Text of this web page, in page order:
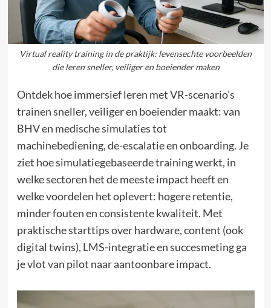
Virtual reality training in de praktijk: levensechte voorbeelden
die leren sneller, veiliger en boeiender maken
Ontdek hoe immersief leren met VR-scenario’s
trainen sneller, veiliger en boeiender maakt: van
BHV en medische simulaties tot
machinebediening, de-escalatie en onboarding. Je
ziet hoe simulatiegebaseerde training werkt, in
welke sectoren het de meeste impact heeft en
welke voordelen het oplevert: hogere retentie,
minder fouten en consistente kwaliteit. Met
praktische starttips over hardware, content (ook
digital twins), LMS-integratie en succesmeting ga
je vlot van pilot naar aantoonbare impact.